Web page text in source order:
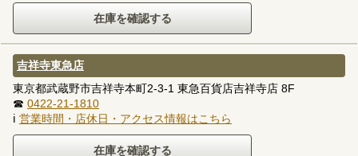
吉祥寺東急店
東京都武蔵野市吉祥寺本町2-3-1 東急百貨店吉祥寺店 8F
☎ 0422-21-1810
ℹ 営業時間・店休日・アクセス情報はこちら